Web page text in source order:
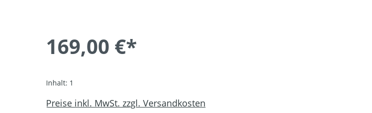
169,00 €*
Inhalt: 1
Preise inkl. MwSt. zzgl. Versandkosten